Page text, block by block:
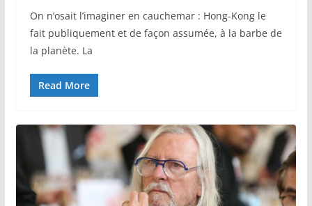
On n’osait l’imaginer en cauchemar : Hong-Kong le
fait publiquement et de façon assumée, à la barbe de
la planète. La
Read More